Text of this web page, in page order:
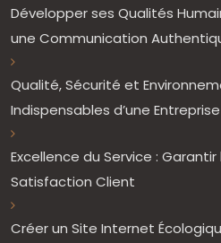
Développer ses Qualités
une Communication
Qualité, Sécurité et
Indispensables d’une
Excellence du Service :
Satisfaction Client
Créer un Site Internet